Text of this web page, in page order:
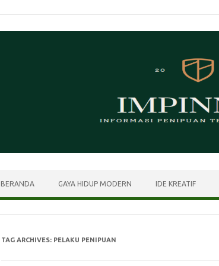
BERANDA GAYA HIDUP MODERN IDE KREATIF
TAG ARCHIVES: PELAKU PENIPUAN